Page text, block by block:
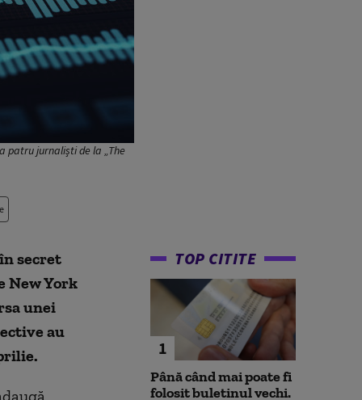
patru jurnaliști de la „The
secret
New York
unei
au
TOP CITITE
1
Până când mai poate fi
folosit buletinul vechi.